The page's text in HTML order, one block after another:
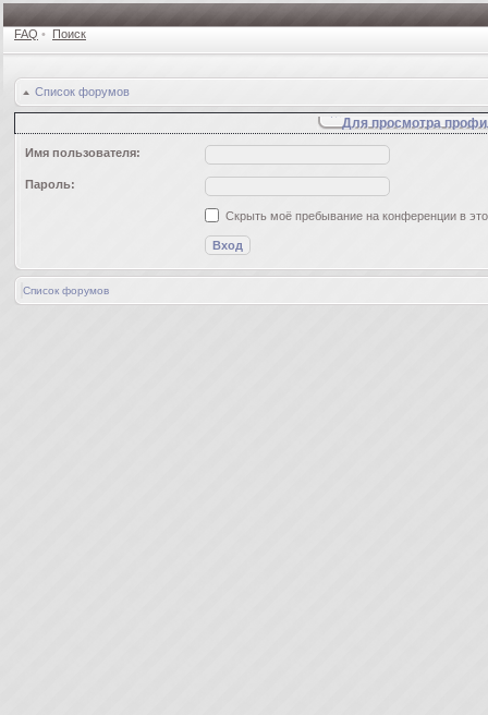
FAQ • Поиск
Список форумов
Для просмотра
Имя пользователя:
Пароль:
Скрыть моё пребывание на конференции в
Список форумов